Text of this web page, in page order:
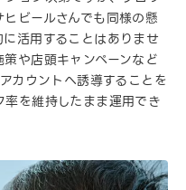
ビールさんでも同様の懸
活用することはありませ
や店頭キャンペーンなど
カウントへ誘導することを
を維持したまま運用でき